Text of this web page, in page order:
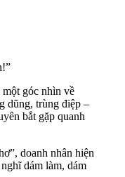
góc nhìn về
dũng, trùng điệp –
bắt gặp quanh
doanh nhân hiện
dám làm, dám